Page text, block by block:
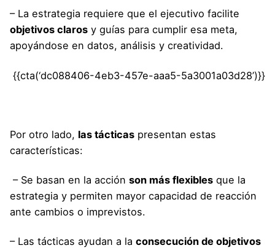
– La estrategia requiere que el ejecutivo facilite
objetivos claros y guías para cumplir esa meta,
apoyándose en datos, análisis y creatividad.
{{cta(‘dc088406-4eb3-457e-aaa5-5a3001a03d28’)}}
Por otro lado, las tácticas presentan estas
características:
– Se basan en la acción son más flexibles que la
estrategia y permiten mayor capacidad de reacción
ante cambios o imprevistos.
– Las tácticas ayudan a la consecución de objetivos